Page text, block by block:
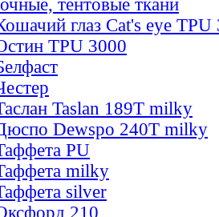
тентовые ткани
глаз Cat's eye TPU
TPU 3000
Taslan 189T milky
Dewspo 240T milky
PU
milky
silver
210